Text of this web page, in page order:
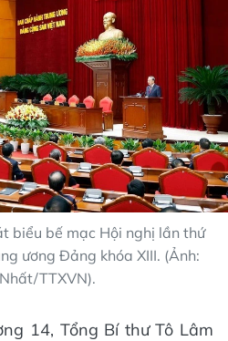
biểu bế mạc Hội nghị lần thứ
ương Đảng khóa XIII. (Ảnh:
TTXVN).
14, Tổng Bí thư Tô Lâm